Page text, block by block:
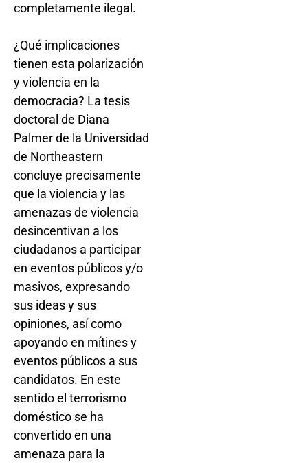
completamente ilegal.
¿Qué implicaciones
tienen esta polarización
y violencia en la
democracia? La tesis
doctoral de Diana
Palmer de la Universidad
de Northeastern
concluye precisamente
que la violencia y las
amenazas de violencia
desincentivan a los
ciudadanos a participar
en eventos públicos y/o
masivos, expresando
sus ideas y sus
opiniones, así como
apoyando en mítines y
eventos públicos a sus
candidatos. En este
sentido el terrorismo
doméstico se ha
convertido en una
amenaza para la